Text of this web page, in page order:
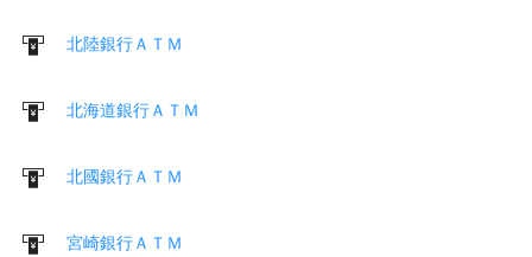
北陸銀行ＡＴＭ
北海道銀行ＡＴＭ
北國銀行ＡＴＭ
宮崎銀行ＡＴＭ